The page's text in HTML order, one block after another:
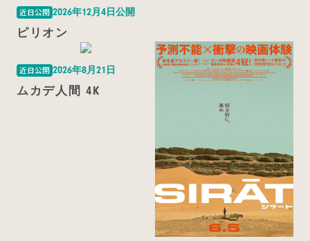
近日公開 2026年12月4日公開
ピリオン
近日公開 2026年8月21日
ムカデ人間 4K